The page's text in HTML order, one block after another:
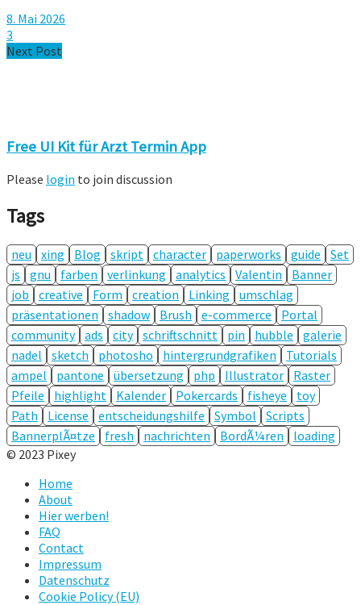
8. Mai 2026
3
Next Post
Free UI Kit für Arzt Termin App
Please login to join discussion
Tags
neu xing Blog skript character paperworks guide
Set
js
gnu farben verlinkung analytics Valentin
Banner
job
creative Form creation Linking
umschlag
präsentationen
shadow Brush e-commerce
Portal
community ads city schriftschnitt pin hubble
galerie
nadel
sketch photosho hintergrundgrafiken
Tutorials
ampel
pantone übersetzung php Illustrator
Raster
Pfeile
highlight Kalender Pokercards fisheye
toy
Path
License entscheidungshilfe Symbol
Scripts
BannerplÃ¤tze
fresh nachrichten BordÃ¼ren
loading
© 2023 Pixey
Home
About
Hier werben!
FAQ
Contact
Impressum
Datenschutz
Cookie Policy (EU)